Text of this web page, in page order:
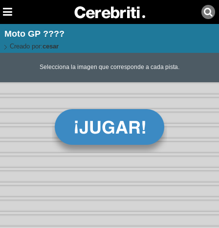
Moto GP ????
Creado por:cesar
Selecciona la imagen que corresponde a cada pista.